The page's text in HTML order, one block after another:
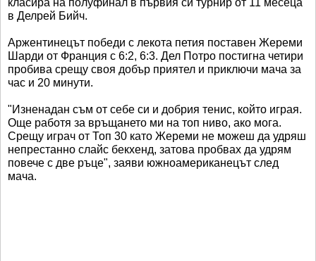
в Делрей Бийч.
Аржентинецът победи с лекота петия поставен Жереми
Шарди от Франция с 6:2, 6:3. Дел Потро постигна четири
пробива срещу своя добър приятел и приключи мача за
час и 20 минути.
"Изненадан съм от себе си и добрия тенис, който играя.
Още работя за връщането ми на топ ниво, ако мога.
Срещу играч от Топ 30 като Жереми не можеш да удряш
непрестанно слайс бекхенд, затова пробвах да удрям
повече с две ръце", заяви южноамериканецът след
мача.